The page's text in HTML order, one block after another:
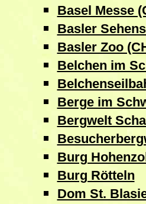
Basel Messe
Basler
Basler Zoo
Belchen im
Berge im
Bergwelt
Burg
Burg Rötteln
Dom St.